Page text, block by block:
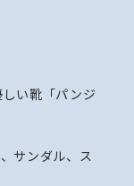
い靴「パンジ
サンダル、ス